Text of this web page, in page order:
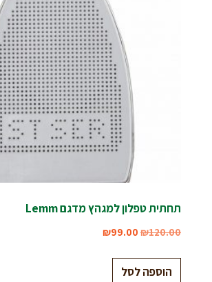
תחתית טפלון למגהץ מדגם Lemm
₪120.00
₪99.00
הוספה לסל